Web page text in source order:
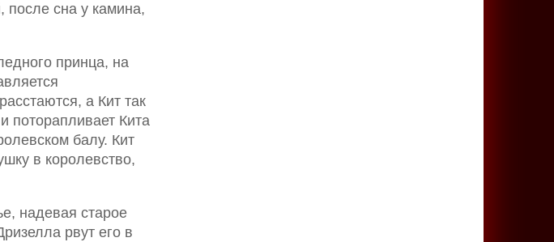
сна у камина,
принца, на
а Кит так
поторапливает Кита
балу. Кит
в королевство,
надевая старое
рвут его в